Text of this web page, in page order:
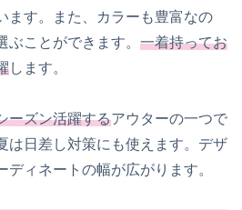
ます。また、カラーも豊富なの
ことができます。 一着持ってお
します。
ーズン活躍するアウターの一つで
は日差し対策にも使えます。デザ
ディネートの幅が広がります。